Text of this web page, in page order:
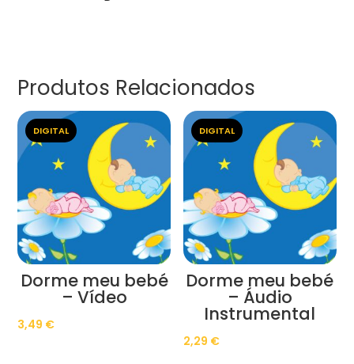
Produtos Relacionados
DIGITAL
Dorme meu bebé
– Vídeo
3,49 €
DIGITAL
Dorme meu bebé
– Áudio
Instrumental
2,29 €